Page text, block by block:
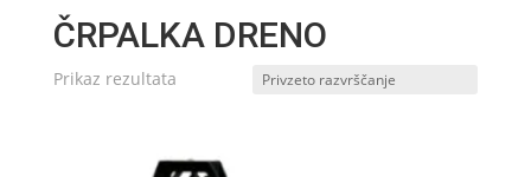
ČRPALKA DRENO
Prikaz rezultata